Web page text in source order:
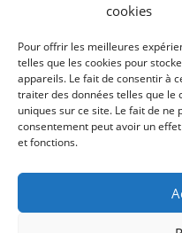
cookies
Pour offrir les meilleures
telles que les cookies pour
appareils. Le fait de consentir à
traiter des données telles que le
uniques sur ce site. Le fait de
consentement peut avoir un
et fonctions.
Palais des
Bureau des
#Follow